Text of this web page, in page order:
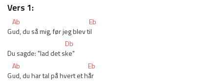
Vers 1:
Ab
Eb
Gud, du så mig, før jeg blev til
Db
Du sagde: "lad det ske"
Ab
Eb
Gud, du har tal på hvert et hår